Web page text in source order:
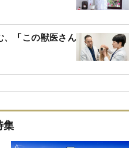
、「この獣医さん
集